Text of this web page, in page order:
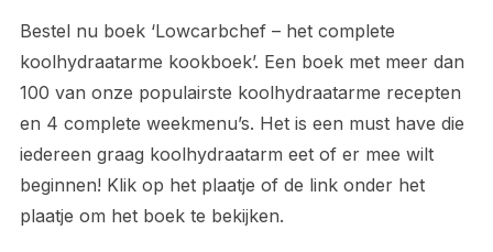
Bestel nu boek ‘Lowcarbchef – het complete
koolhydraatarme kookboek’. Een boek met meer dan
100 van onze populairste koolhydraatarme recepten
en 4 complete weekmenu’s. Het is een must have die
iedereen graag koolhydraatarm eet of er mee wilt
beginnen! Klik op het plaatje of de link onder het
plaatje om het boek te bekijken.